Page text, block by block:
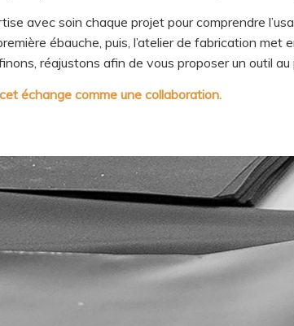
avec soin chaque projet pour comprendre
ébauche, puis, l’atelier de fabrication met
réajustons afin de vous proposer un outil
échange comme une collaboration.